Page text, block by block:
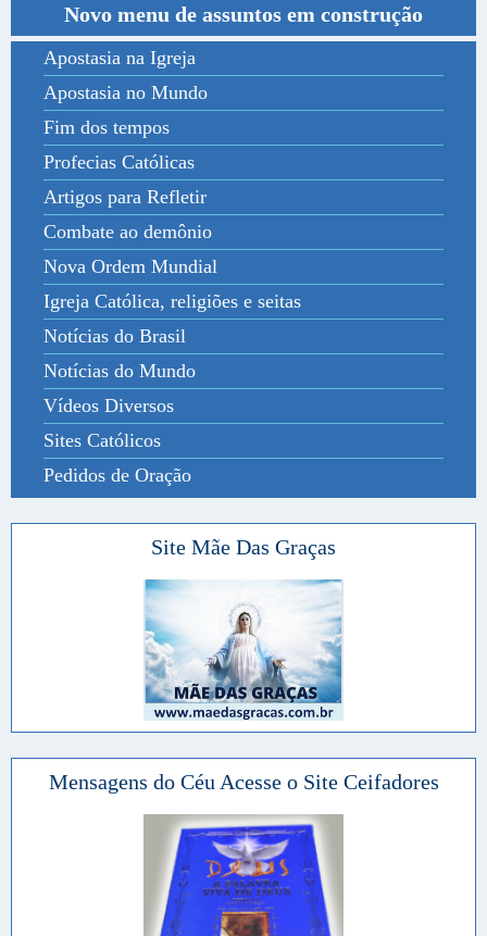
Novo menu de assuntos em construção
Apostasia na Igreja
Apostasia no Mundo
Fim dos tempos
Profecias Católicas
Artigos para Refletir
Combate ao demônio
Nova Ordem Mundial
Igreja Católica, religiões e seitas
Notícias do Brasil
Notícias do Mundo
Vídeos Diversos
Sites Católicos
Pedidos de Oração
Site Mãe Das Graças
Mensagens do Céu Acesse o Site Ceifadores